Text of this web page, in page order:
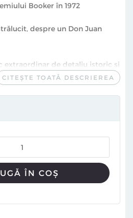
Booker în 1972
despre un Don Juan
extraordinar de detaliu istoric și
în tradiția impusă de
lansat un documentar despre
câștigător al premiului Booker.
și longevive.”
CITEȘTE TOATĂ DESCRIEREA
ÎN COȘ